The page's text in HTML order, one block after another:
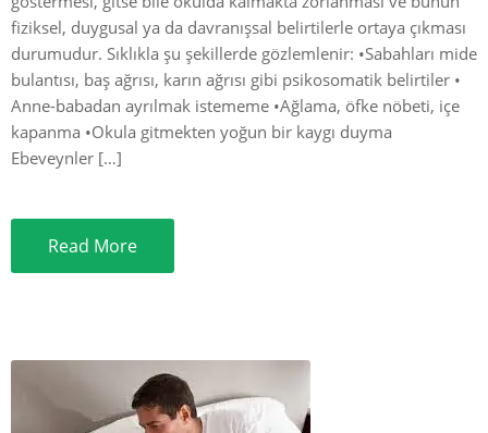
fiziksel, duygusal ya da davranışsal belirtilerle ortaya çıkması
durumudur. Sıklıkla şu şekillerde gözlemlenir: ​•​Sabahları mide
bulantısı, baş ağrısı, karın ağrısı gibi psikosomatik belirtiler ​•​
Anne-babadan ayrılmak istememe ​•​Ağlama, öfke nöbeti, içe
kapanma ​•​Okula gitmekten yoğun bir kaygı duyma
Ebeveynler […]
Read More